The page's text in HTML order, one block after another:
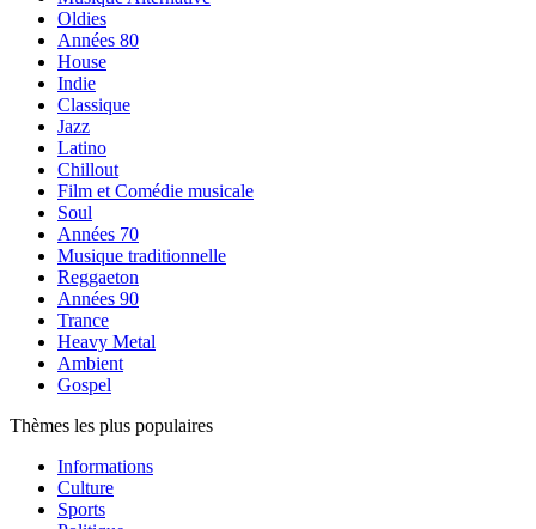
Oldies
Années 80
House
Indie
Classique
Jazz
Latino
Chillout
Film et Comédie musicale
Soul
Années 70
Musique traditionnelle
Reggaeton
Années 90
Trance
Heavy Metal
Ambient
Gospel
Thèmes les plus populaires
Informations
Culture
Sports